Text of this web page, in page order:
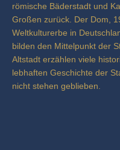
römische Bäderstadt und
Großen zurück. Der Dom,
Weltkulturerbe in
bilden den Mittelpunkt der
Altstadt erzählen viele
lebhaften Geschichte der
nicht stehen geblieben.